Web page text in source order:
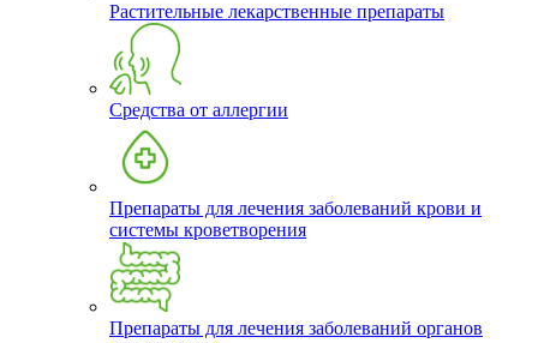
Растительные лекарственные препараты
Средства от аллергии
Препараты для лечения заболеваний крови и
системы кроветворения
Препараты для лечения заболеваний органов